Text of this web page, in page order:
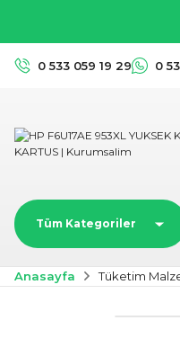
0 533 059 19 29 0
Tüm Kategoriler
Anasayfa Tüketim